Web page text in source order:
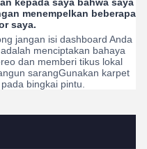
kepada saya bahwa saya
menempelkan beberapa
saya.
jangan isi dashboard Anda
menciptakan bahaya
dan memberi tikus lokal
sarangGunakan karpet
bingkai pintu.